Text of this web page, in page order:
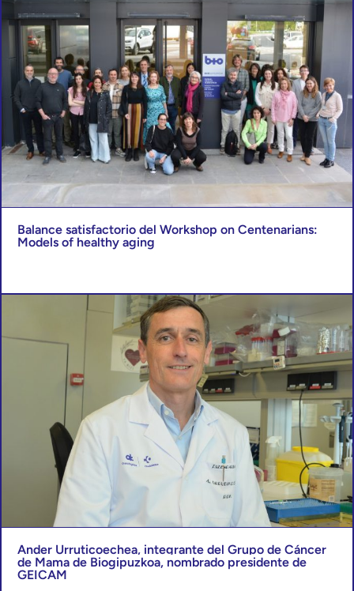
Balance satisfactorio del Workshop on Centenarians:
Models of healthy aging
Ander Urruticoechea, integrante del Grupo de Cáncer
de Mama de Biogipuzkoa, nombrado presidente de
GEICAM